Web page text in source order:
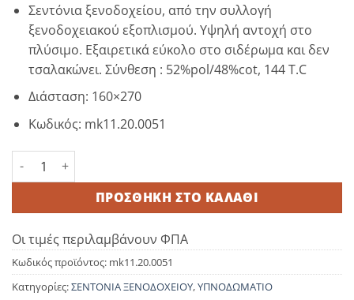
Σεντόνια ξενοδοχείου, από την συλλογή
ξενοδοχειακού εξοπλισμού. Υψηλή αντοχή στο
πλύσιμο. Εξαιρετικά εύκολο στο σιδέρωμα και δεν
τσαλακώνει. Σύνθεση : 52%pol/48%cot, 144 T.C
Διάσταση: 160×270
Κωδικός: mk11.20.0051
Σεντόνι 160x270 52%pol / 48%cot 144tc ποσότητα
ΠΡΟΣΘΉΚΗ ΣΤΟ ΚΑΛΆΘΙ
Οι τιμές περιλαμβάνουν ΦΠΑ
Κωδικός προϊόντος: mk11.20.0051
Κατηγορίες:ΣΕΝΤΟΝΙΑ ΞΕΝΟΔΟΧΕΙΟΥ,ΥΠΝΟΔΩΜΑΤΙΟ